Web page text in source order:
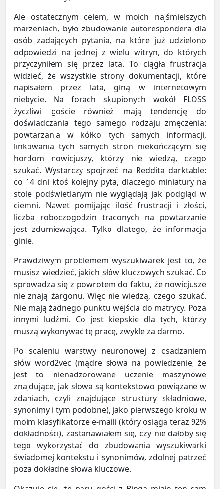
Ale ostatecznym celem, w moich najśmielszych
marzeniach, było zbudowanie autorespondera dla
osób zadających pytania, na które już udzielono
odpowiedzi na jednej z wielu witryn, do których
przyczyniłem się przez lata. To ciągła frustracja
widzieć, że wszystkie strony dokumentacji, które
napisałem przez lata, giną w internetowym
niebycie. Na forach skupionych wokół FLOSS
życzliwi goście również mają tendencję do
doświadczania tego samego rodzaju zmęczenia:
powtarzania w kółko tych samych informacji,
linkowania tych samych stron niekończącym się
hordom nowicjuszy, którzy nie wiedzą, czego
szukać. Wystarczy spojrzeć na Reddita darktable:
co 14 dni ktoś kolejny pyta, dlaczego miniatury na
stole podświetlanym nie wyglądają jak podgląd w
ciemni. Nawet pomijając ilość frustracji i złości,
liczba roboczogodzin traconych na powtarzanie
jest zdumiewająca. Tylko dlatego, że informacja
ginie.
Prawdziwym problemem wyszukiwarek jest to, że
musisz wiedzieć, jakich słów kluczowych szukać. Co
sprowadza się z powrotem do faktu, że nowicjusze
nie znają żargonu. Więc nie wiedzą, czego szukać.
Nie mają żadnego punktu wejścia do matrycy. Poza
innymi ludźmi. Co jest kiepskie dla tych, którzy
muszą wykonywać tę pracę, zwykle za darmo.
Po scaleniu warstwy neuronowej z osadzaniem
słów word2vec (mądre słowa na powiedzenie, że
jest to nienadzorowane uczenie maszynowe
znajdujące, jak słowa są kontekstowo powiązane w
zdaniach, czyli znajdujące struktury składniowe,
synonimy i tym podobne), jako pierwszego kroku w
moim klasyfikatorze e-maili (który osiąga teraz 92%
dokładności), zastanawiałem się, czy nie dałoby się
tego wykorzystać do zbudowania wyszukiwarki
świadomej kontekstu i synonimów, zdolnej patrzeć
poza dokładne słowa kluczowe.